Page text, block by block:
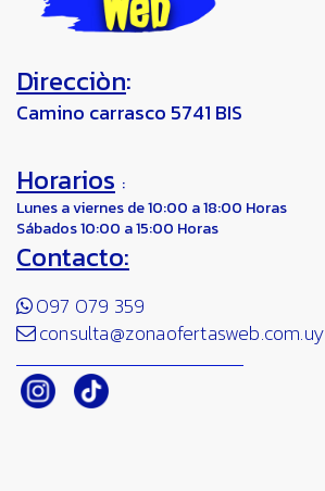
Direcciòn:
Camino carrasco 5741 BIS
Horarios :
Lunes a viernes de 10:00 a 18:00 Horas
Sábados 10:00 a 15:00 Horas
Contacto:
097 079 359
consulta@zonaofertasweb.com.uy